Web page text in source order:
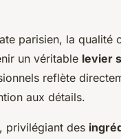
parisien, la qualité
un véritable levier
reflète
aux détails.
privilégiant des